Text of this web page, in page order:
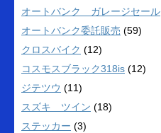
オートバンク ガレージセール
オートバンク委託販売 (59)
クロスバイク (12)
コスモスブラック318is (12)
ジテツウ (11)
スズキ ツイン (18)
ステッカー (3)